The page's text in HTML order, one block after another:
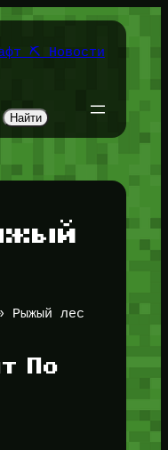
⛏️ Новости
Найти
Рыжый лес
По